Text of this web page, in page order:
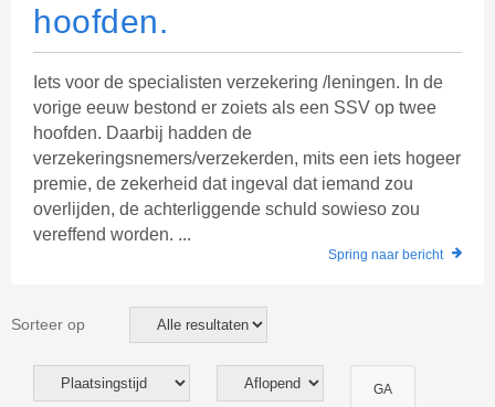
hoofden.
Iets voor de specialisten verzekering /leningen. In de
vorige eeuw bestond er zoiets als een SSV op twee
hoofden. Daarbij hadden de
verzekeringsnemers/verzekerden, mits een iets hogeer
premie, de zekerheid dat ingeval dat iemand zou
overlijden, de achterliggende schuld sowieso zou
vereffend worden. ...
Spring naar bericht
Sorteer op